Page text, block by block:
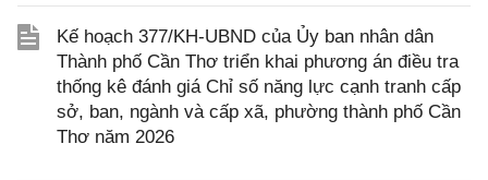
Kế hoạch 377/KH-UBND của Ủy ban nhân dân
Thành phố Cần Thơ triển khai phương án điều tra
thống kê đánh giá Chỉ số năng lực cạnh tranh cấp
sở, ban, ngành và cấp xã, phường thành phố Cần
Thơ năm 2026